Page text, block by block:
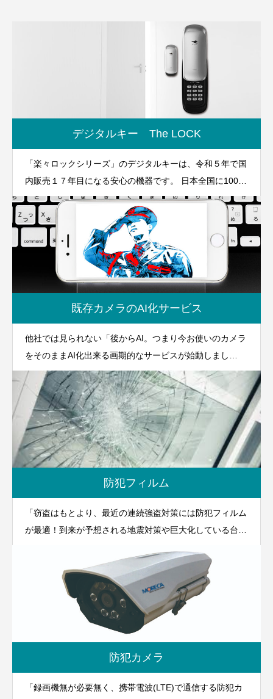
デジタルキー The LOCK
「楽々ロックシリーズ」のデジタルキーは、令和５年で国
内販売１７年目になる安心の機器です。 日本全国に1000
店舗を超すドラッグストアには全店導入されて10年以上。
現在でも多くの電子錠が現役で動いています。 その企業
様からは、多くの従業員が一日に何度も扉の開け閉めを行
う体制上、その耐久性に絶対の安心 が必要である中、長
きに亘り好評を得ております。
既存カメラのAI化サービス
他社では見られない「後からAI。つまり今お使いのカメラ
をそのままAI化出来る画期的なサービスが始動しまし
た！」
防犯フィルム
「窃盗はもとより、最近の連続強盗対策には防犯フィルム
が最適！到来が予想される地震対策や巨大化している台風
防犯カメラ
「録画機無が必要無く、携帯電波(LTE)で通信する防犯カ